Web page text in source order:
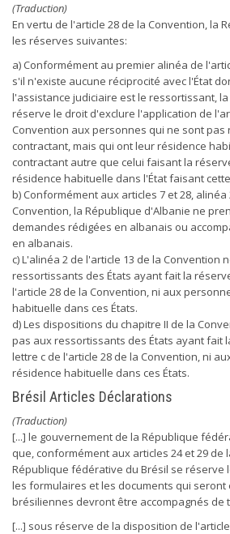
(Traduction)
En vertu de l'article 28 de la Convention, la
les réserves suivantes:
a) Conformément au premier alinéa de
s'il n'existe aucune réciprocité avec l'État
l'assistance judiciaire est le ressortissant,
réserve le droit d'exclure l'application de
Convention aux personnes qui ne sont
contractant, mais qui ont leur résidence
contractant autre que celui faisant la
résidence habituelle dans l'État faisant
b) Conformément aux articles 7 et 28, alinéa
Convention, la République d'Albanie ne
demandes rédigées en albanais ou
en albanais.
c) L'alinéa 2 de l'article 13 de la Convention
ressortissants des États ayant fait la
l'article 28 de la Convention, ni aux
habituelle dans ces États.
d) Les dispositions du chapitre II de la
pas aux ressortissants des États ayant fait
lettre c de l'article 28 de la Convention, ni
résidence habituelle dans ces États.
Brésil Articles Déclarations
(Traduction)
[...] le gouvernement de la République
que, conformément aux articles 24 et 29 de
République fédérative du Brésil se réserve
les formulaires et les documents qui
brésiliennes devront être accompagnés de
[...] sous réserve de la disposition de